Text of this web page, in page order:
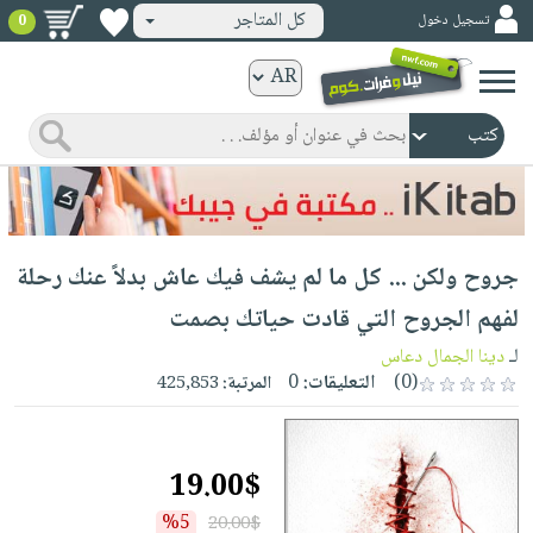
ورقية
المواضيع
صدر
حديثاً
الأكثر
مبيعاً
جوائز
شحن
مخفض
عروض
صفحات
مشوقة
كتب
الكترونية
الرئيسية
صدر
حديثاً
الأكثر
مبيعاً
كتب
مجانية
كتب
صوتية
الصفحة
الرئيسية
masmu3
حدود
أطفال
الصفحةوسائل
تسجيل دخول كل المتاجر 0
جروح ولكن ... كل ما لم يشف فيك عاش بدلاً عنك رحلة
لفهم الجروح التي قادت حياتك بصمت
لـدينا الجمال دعاس
(0)
التعليقات:0 المرتبة:425,853
19.00$
20.00$
%5